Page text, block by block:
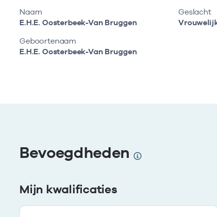
Naam
E.H.E. Oosterbeek-Van Bruggen
Geboortenaam
E.H.E. Oosterbeek-Van Bruggen
Geslacht
Bevoegdheden
Mijn kwalificaties